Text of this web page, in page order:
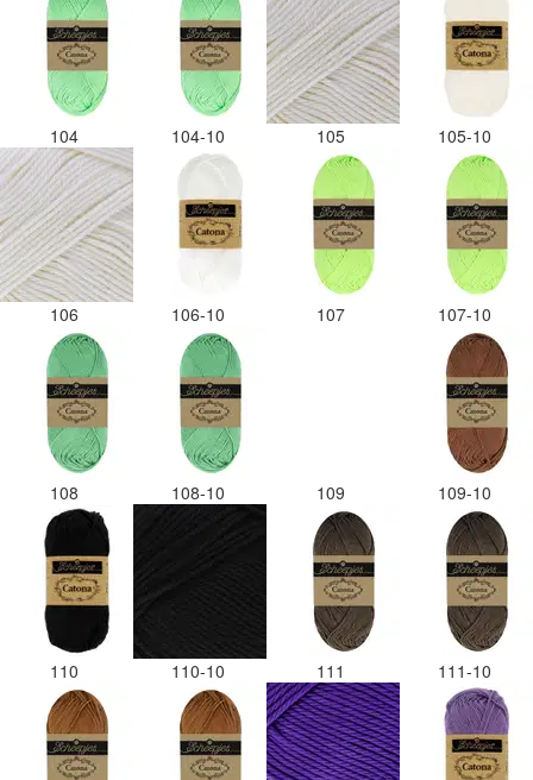
104 104-10 105 105-10
106 106-10 107 107-10
108 108-10 109 109-10
110 110-10 111 111-10